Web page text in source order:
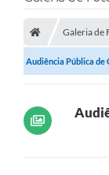
Legislação
Transparência
Ouvidoria
Galeria de
Audiência Pública de